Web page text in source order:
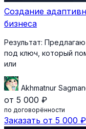
Создание
бизнеса
Результат: Предлагаю
под ключ, который
или
Akhmatnur
от 5 000 ₽
по договорённости
Заказать от 5 000 ₽